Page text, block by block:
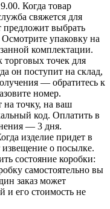
Когда товар
свяжется для
предложит выбрать
упаковку на
комплектации.
точек для
он поступит на склад,
— обратитесь к
номер.
на точку, на ваш
код. Оплатить в
— 3 дня.
изделие придет в
извещение о посылке.
состояние коробки:
самостоятельно вы
заказ может
и его стоимость не